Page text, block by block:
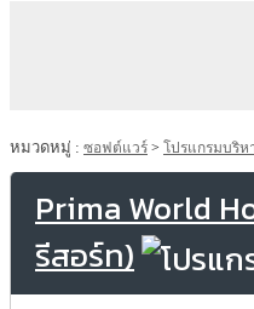
หมวดหมู่ : ซอฟต์แวร์ > โปรแกรมบริห
Prima World
รีสอร์ท)